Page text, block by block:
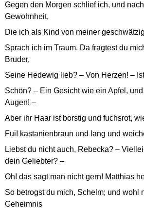
Gegen den Morgen schlief ich, und
Gewohnheit,
Die ich als Kind von meiner
Sprach ich im Traum. Da fragtest du
Bruder,
Seine Hedewig lieb? – Von Herzen! –
Schön? – Ein Gesicht wie ein Apfel,
Augen! –
Aber ihr Haar ist borstig und fuchsrot,
Fui! kastanienbraun und lang und
Liebst du nicht auch, Rebecka? –
dein Geliebter? –
Oh! das sagt man nicht gern! Matthias
So betrogst du mich, Schelm; und wohl
Geheimnis